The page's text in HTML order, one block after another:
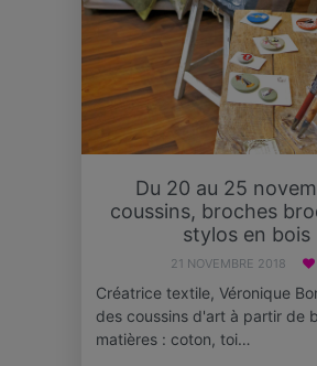
Du 20 au 25
coussins, broches
stylos en bois
21 NOVEMBRE 2018
Créatrice textile, Véronique
des coussins d'art à partir de
matières : coton, toi…